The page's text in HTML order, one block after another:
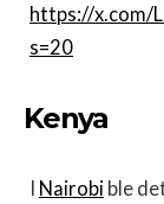
https://x.com/
s=20
Kenya
I Nairobi ble